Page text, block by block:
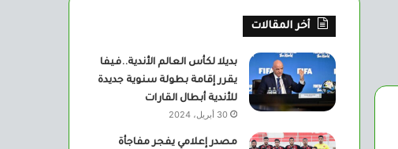
أخر المقالات
بديلا لكأس العالم الأندية..فيفا
يقرر إقامة بطولة سنوية جديدة
للأندية أبطال القارات
30 أبريل، 2024
مصدر إعلامي يفجر مفاجأة